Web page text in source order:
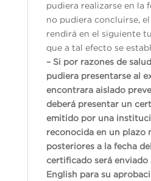
pudiera realizarse en la
no pudiera concluirse, el
rendirá en el siguiente
que a tal efecto se
– Si por razones de
pudiera presentarse al
encontrara aislado
deberá presentar un
emitido por una
reconocida en un plazo
posteriores a la fecha
certificado será enviado
English para su